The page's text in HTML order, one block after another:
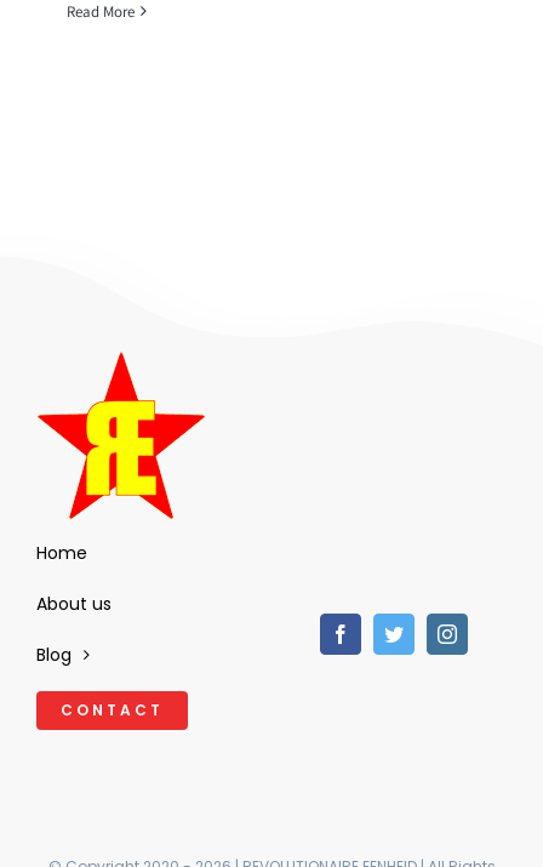
Read More
Home
About us
Blog
CONTACT